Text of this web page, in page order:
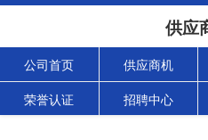
供应
公司首页 供应商机
荣誉认证 招聘中心